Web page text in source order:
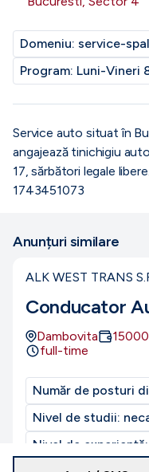
Domeniu: service-
Program: Luni-Vineri
Service auto situat în
angajează tinichigiu
17, sărbători legale
1743451073
Anunțuri similare
ALK WEST TRANS
Conducator
Dambovita 15000
full-time
Număr de posturi
Nivel de studii:
Nivel de experiență: